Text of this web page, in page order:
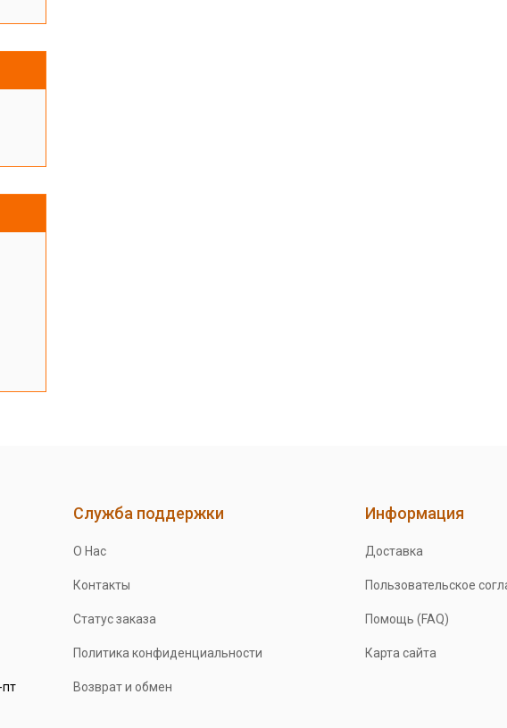
Служба поддержки
О Нас
Контакты
Статус заказа
Политика конфиденциальности
Возврат и обмен
Информация
Доставка
Пользовательское
Помощь (FAQ)
Карта сайта